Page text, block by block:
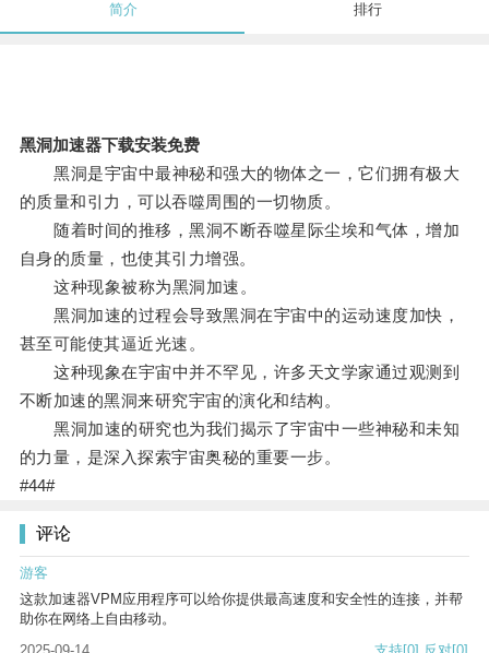
简介 排行
黑洞加速器下载安装免费
黑洞是宇宙中最神秘和强大的物体之一，它们拥有极大
的质量和引力，可以吞噬周围的一切物质。
随着时间的推移，黑洞不断吞噬星际尘埃和气体，增加
自身的质量，也使其引力增强。
这种现象被称为黑洞加速。
黑洞加速的过程会导致黑洞在宇宙中的运动速度加快，
甚至可能使其逼近光速。
这种现象在宇宙中并不罕见，许多天文学家通过观测到
不断加速的黑洞来研究宇宙的演化和结构。
黑洞加速的研究也为我们揭示了宇宙中一些神秘和未知
的力量，是深入探索宇宙奥秘的重要一步。
#44#
评论
游客
这款加速器VPM应用程序可以给你提供最高速度和安全性的连接，并帮
助你在网络上自由移动。